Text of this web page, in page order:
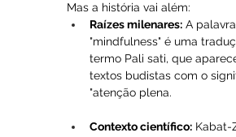
Mas a história vai além:
Raízes milenares: A palavra
"mindfulness" é uma
termo Pali sati, que
textos budistas com o
"atenção plena.
Contexto científico: Kabat-